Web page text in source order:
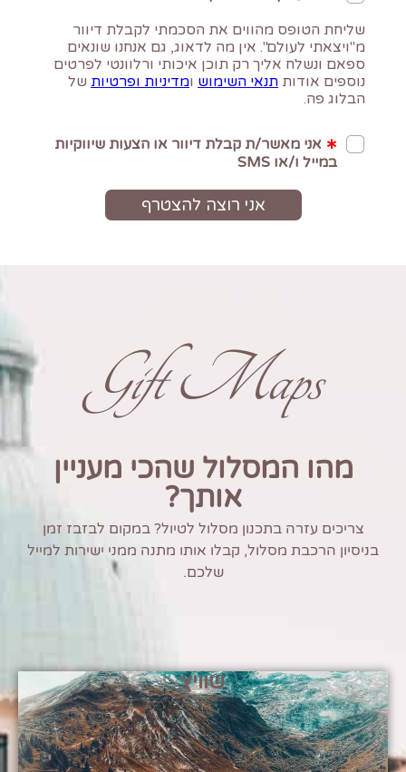
Gift Maps
מהו המסלול שהכי מעניין
אותך?
צריכים עזרה בתכנון מסלול לטיול? במקום לבזבז זמן
בניסיון הרכבת מסלול, קבלו אותו מתנה ממני ישירות למייל
שלכם.
שוויץ